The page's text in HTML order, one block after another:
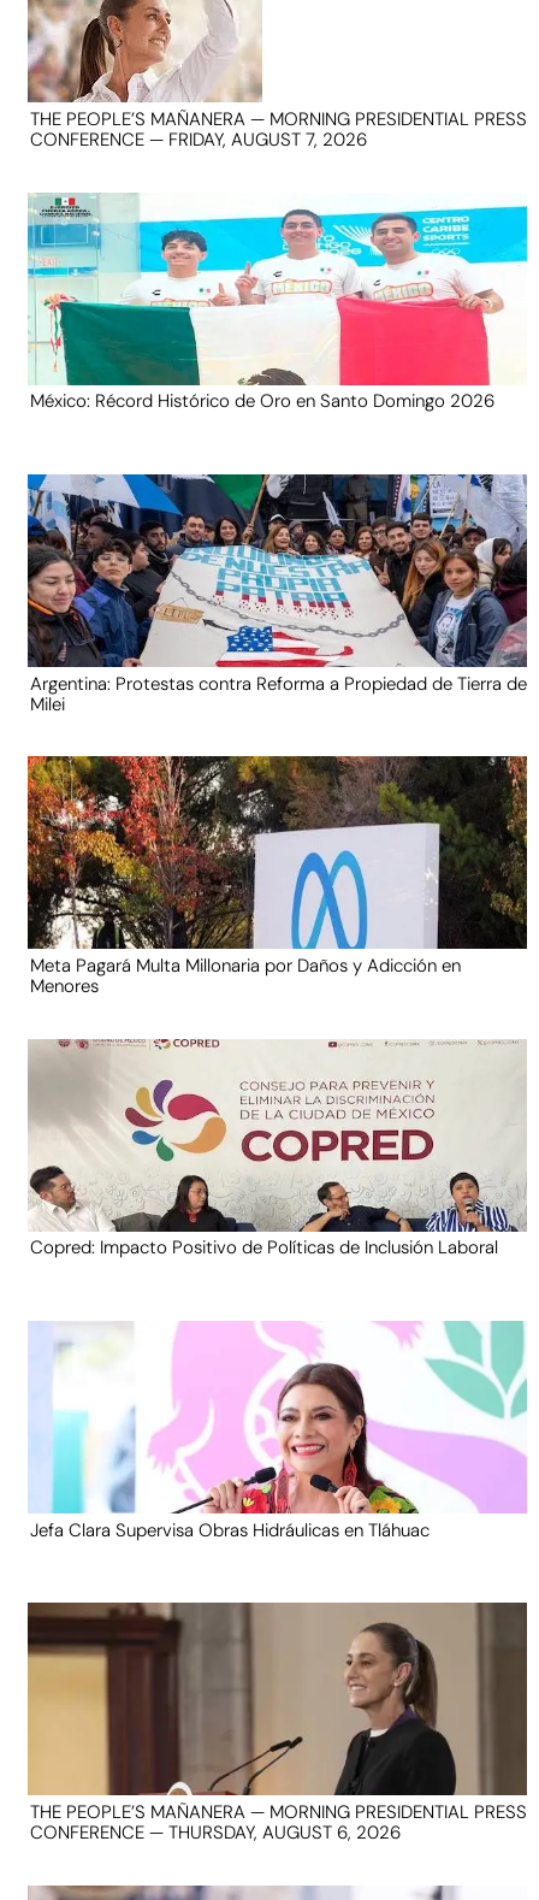
THE PEOPLE’S MAÑANERA — MORNING PRESIDENTIAL PRESS
CONFERENCE — FRIDAY, AUGUST 7, 2026
México: Récord Histórico de Oro en Santo Domingo 2026
Argentina: Protestas contra Reforma a Propiedad de Tierra de
Milei
Meta Pagará Multa Millonaria por Daños y Adicción en
Menores
Copred: Impacto Positivo de Políticas de Inclusión Laboral
Jefa Clara Supervisa Obras Hidráulicas en Tláhuac
THE PEOPLE’S MAÑANERA — MORNING PRESIDENTIAL PRESS
CONFERENCE — THURSDAY, AUGUST 6, 2026